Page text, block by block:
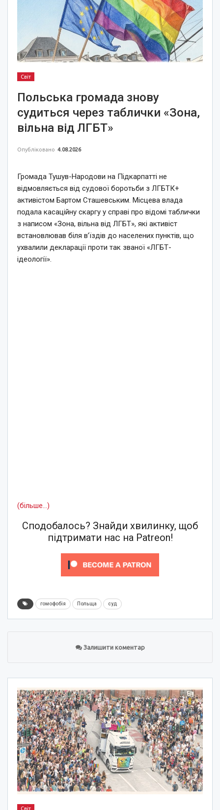
Світ
Польська громада знову
судиться через таблички «Зона,
вільна від ЛГБТ»
Опубліковано 4.08.2026
Громада Тушув-Народови на Підкарпатті не
відмовляється від судової боротьби з ЛГБТК+
активістом Бартом Сташевським. Місцева влада
подала касаційну скаргу у справі про відомі таблички
з написом «Зона, вільна від ЛГБТ», які активіст
встановлював біля в’їздів до населених пунктів, що
ухвалили декларації проти так званої «ЛГБТ-
ідеології».
(більше…)
Сподобалось? Знайди хвилинку, щоб
підтримати нас на Patreon!
гомофобія Польща суд
Залишити коментар
Світ